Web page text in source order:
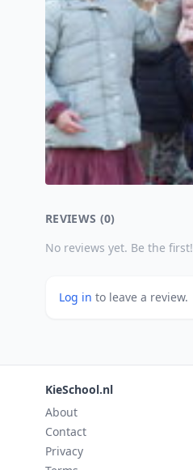
REVIEWS (0)
No reviews yet. Be the first!
Log in to leave a review.
KieSchool.nl
About
Contact
Privacy